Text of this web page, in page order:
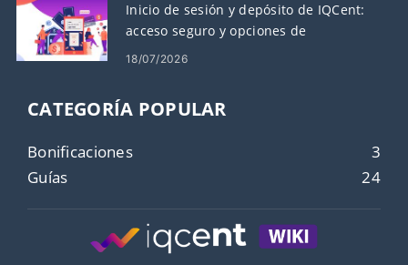
Inicio de sesión y depósito de IQCent:
acceso seguro y opciones de
financiación
18/07/2026
CATEGORÍA POPULAR
Bonificaciones
3
Guías
24